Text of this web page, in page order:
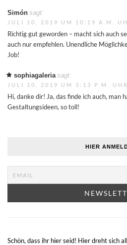
Simón sagt:
JULI 10, 2019 UM 10:19 A.M.
Richtig gut geworden – macht sich auch
auch nur empfehlen. Unendliche
Job!
sophiagaleria sagt:
JULI 10, 2019 UM 3:13 P.M. UHR
Hi, danke dir! Ja, das finde ich auch, man
Gestaltungsideen, so toll!
HIER
Schön, dass ihr hier seid! Hier dreht sich